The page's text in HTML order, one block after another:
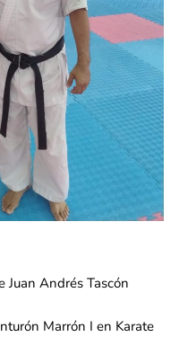
Juan Andrés Tascón
Marrón I en Karate